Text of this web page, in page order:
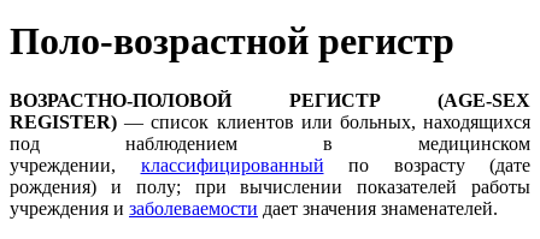
Поло-возрастной регистр
ВОЗРАСТНО-ПОЛОВОЙ РЕГИСТР (AGE-SEX
REGISTER) — список клиентов или больных, находящихся
под наблюдением в медицинском
учреждении, классифицированный по возрасту (дате
рождения) и полу; при вычислении показателей работы
учреждения и заболеваемости дает значения знаменателей.